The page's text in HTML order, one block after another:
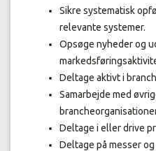
Sikre systematisk
relevante systemer.
Opsøge nyheder og
Deltage aktivt i
Samarbejde med
Deltage i eller drive
Deltage på messer